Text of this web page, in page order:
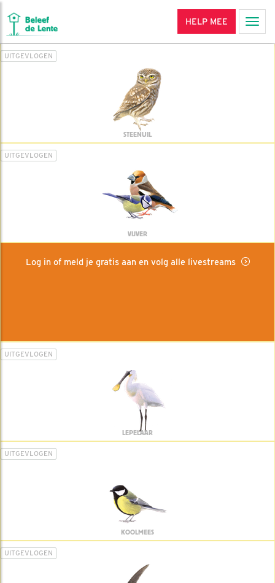
HELP MEE
UITGEVLOGEN
STEENUIL
UITGEVLOGEN
VIJVER
Log in of meld je gratis aan en volg alle livestreams
UITGEVLOGEN
LEPELAAR
UITGEVLOGEN
KOOLMEES
UITGEVLOGEN